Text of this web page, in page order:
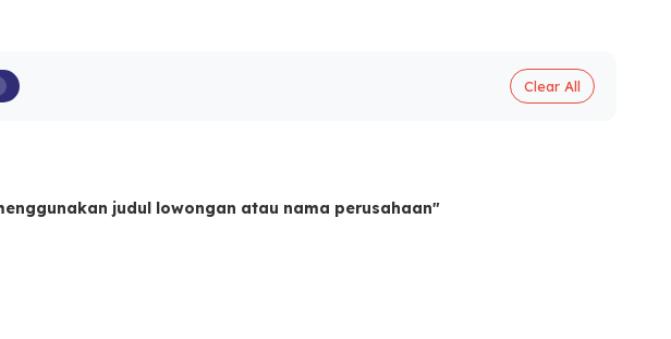
Clear All
judul lowongan atau nama perusahaan"